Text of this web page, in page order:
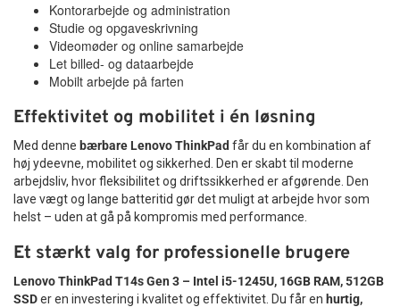
Kontorarbejde og administration
Studie og opgaveskrivning
Videomøder og online samarbejde
Let billed- og dataarbejde
Mobilt arbejde på farten
Effektivitet og mobilitet i én løsning
Med denne bærbare Lenovo ThinkPad får du en kombination af
høj ydeevne, mobilitet og sikkerhed. Den er skabt til moderne
arbejdsliv, hvor fleksibilitet og driftssikkerhed er afgørende. Den
lave vægt og lange batteritid gør det muligt at arbejde hvor som
helst – uden at gå på kompromis med performance.
Et stærkt valg for professionelle brugere
Lenovo ThinkPad T14s Gen 3 – Intel i5-1245U, 16GB RAM, 512GB
SSDer en investering i kvalitet og effektivitet. Du får en hurtig,